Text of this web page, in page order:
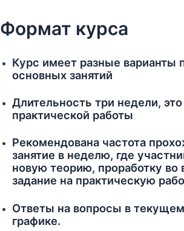
Формат курса
Курс имеет разные варианты
основных занятий
Длительность три недели,
практической работы
Рекомендована частота
занятие в неделю, где
новую теорию, проработку во
задание на практическую
Ответы на вопросы в
графике.